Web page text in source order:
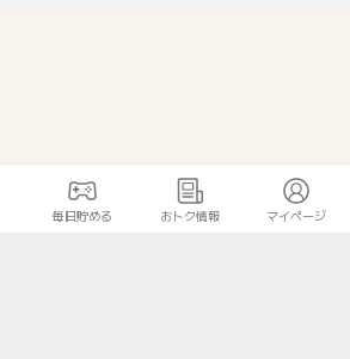
毎日貯める おトク情報 マイページ